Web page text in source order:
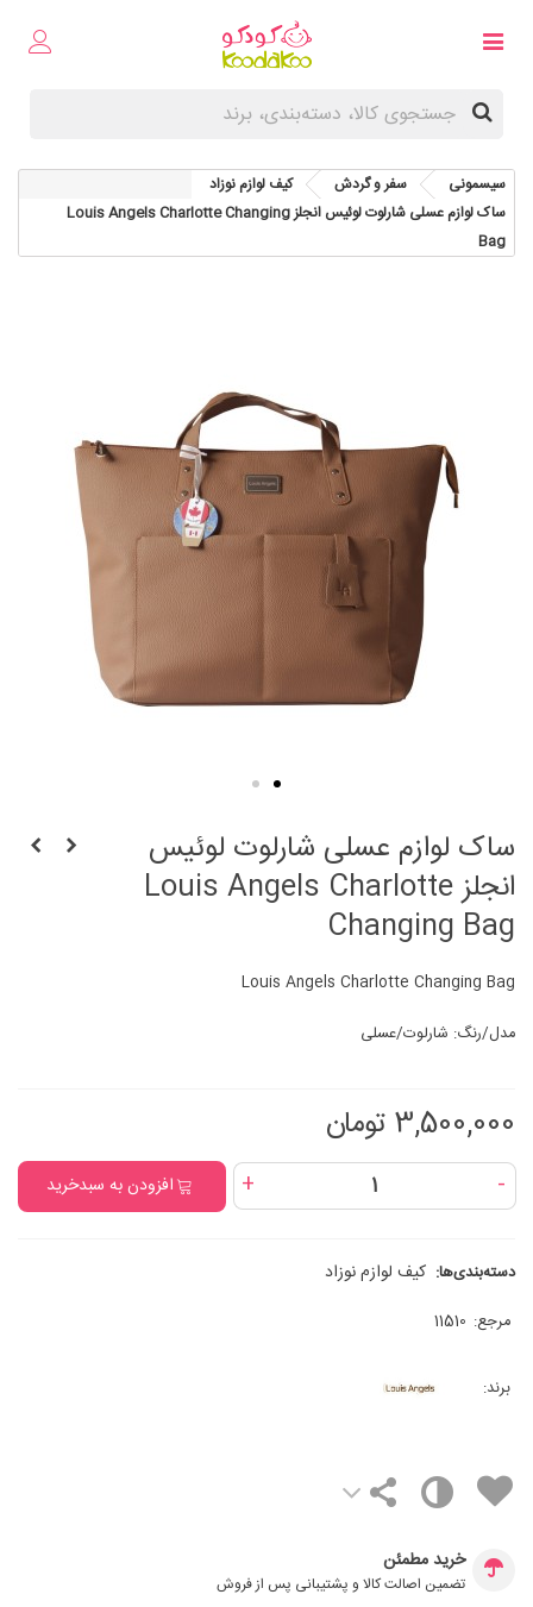
سیسمونی سفر و گردش
کیف لوازم نوزاد
ساک لوازم عسلی شارلوت لوئیس انجلز Louis Angels Charlotte Changing
Bag
ساک لوازم عسلی شارلوت لوئیس
انجلز Louis Angels Charlotte
Changing Bag
Louis Angels Charlotte Changing Bag
مدل/رنگ: شارلوت/عسلی
3,500,000 تومان
-
+ افزودن به سبدخرید
دسته‌بندی‌ها: کیف لوازم نوزاد
مرجع: 11510
برند:
خرید مطمئن
تضمین اصالت کالا و پشتیبانی پس از فروش